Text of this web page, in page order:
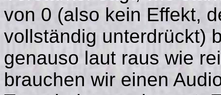
von 0 (also kein Effekt,
vollständig unterdrückt)
genauso laut raus wie
brauchen wir einen